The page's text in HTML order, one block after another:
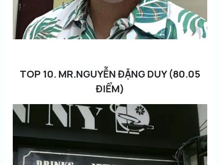
TOP 10. MR.NGUYỄN ĐẶNG DUY (80.05
ĐIỂM)